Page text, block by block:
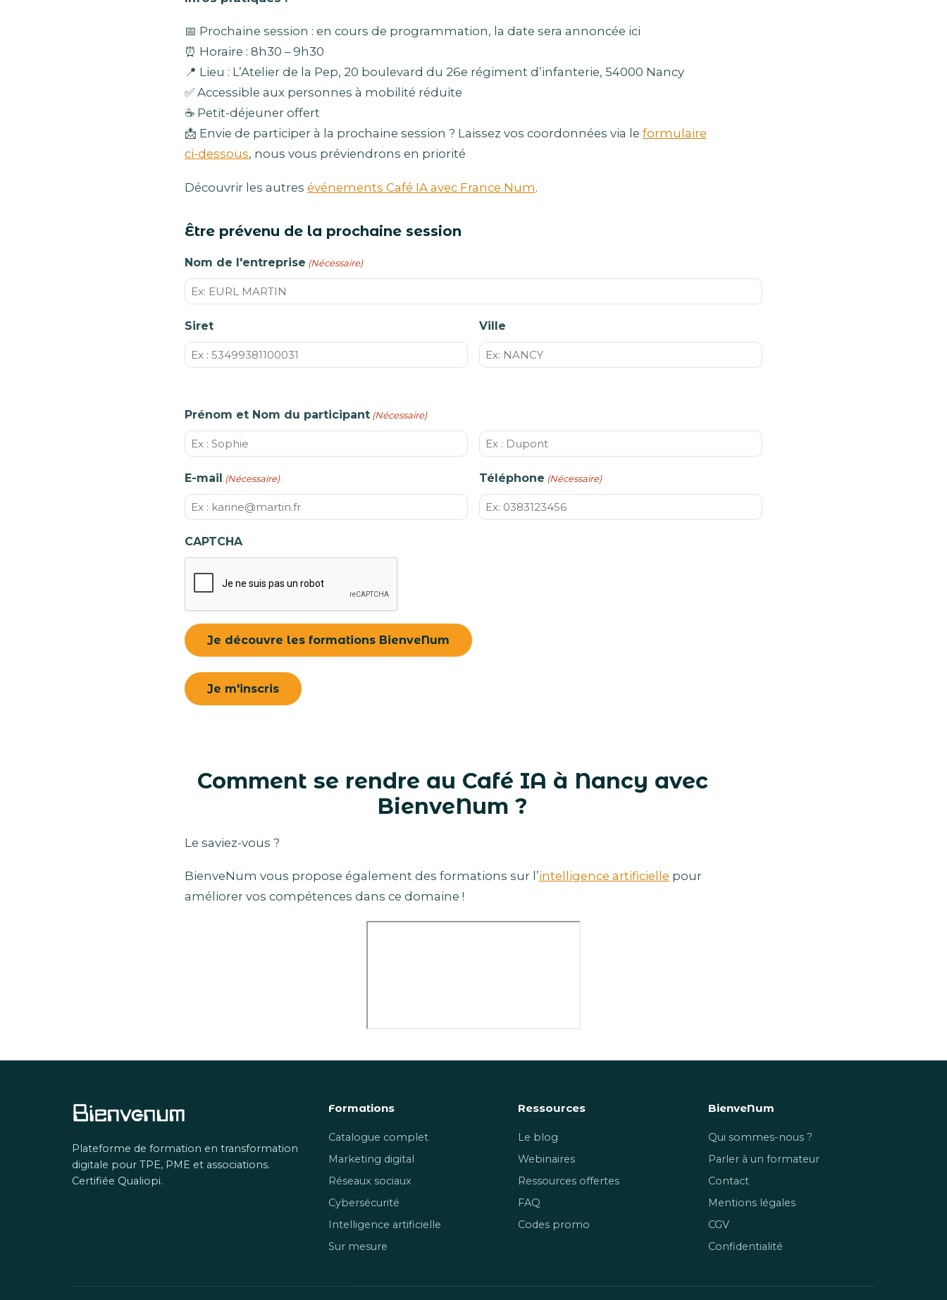
📅 Prochaine session : en cours de programmation, la date sera annoncée ici
⏰ Horaire : 8h30 – 9h30
📍 Lieu : L’Atelier de la Pep, 20 boulevard du 26e régiment d’infanterie, 54000 Nancy
✅ Accessible aux personnes à mobilité réduite
☕ Petit-déjeuner offert
📩 Envie de participer à la prochaine session ? Laissez vos coordonnées via le formulaire
ci-dessous, nous vous préviendrons en priorité
Découvrir les autres événements Café IA avec France Num.
Être prévenu de la prochaine session
Nom de l'entreprise (Nécessaire)
Siret Ville
Prénom et Nom du participant (Nécessaire)
E-mail (Nécessaire) Téléphone (Nécessaire)
CAPTCHA
Comment se rendre au Café IA à Nancy avec
BienveNum ?
Le saviez-vous ?
BienveNum vous propose également des formations sur l’intelligence artificielle pour
améliorer vos compétences dans ce domaine !
Plateforme de formation en transformation
digitale pour TPE, PME et associations.
Certifiée Qualiopi.
Formations
Catalogue complet
Marketing digital
Réseaux sociaux
Cybersécurité
Intelligence artificielle
Sur mesure
Ressources
Le blog
Webinaires
Ressources offertes
FAQ
Codes promo
BienveNum
Qui sommes-nous ?
Parler à un formateur
Contact
Mentions légales
CGV
Confidentialité